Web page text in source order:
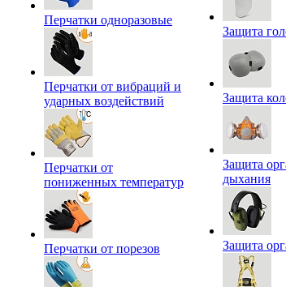
Перчатки одноразовые
Перчатки от вибраций и
ударных воздействий
Перчатки от
пониженных температур
Перчатки от порезов
Защита
Защита
Защита
дыхания
Защита